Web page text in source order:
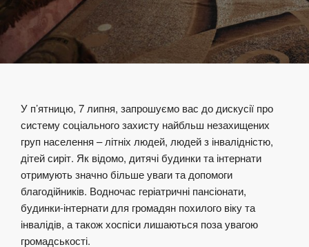
У п’ятницю, 7 липня, запрошуємо вас до дискусії про
систему соціального захисту найбльш незахищених
груп населення – літніх людей, людей з інвалідністю,
дітей сиріт. Як відомо, дитячі будинки та інтернати
отримують значно більше уваги та допомоги
благодійників. Водночас геріатричні пансіонати,
будинки-інтернати для громадян похилого віку та
інвалідів, а також хоспіси лишаються поза увагою
громадськості.